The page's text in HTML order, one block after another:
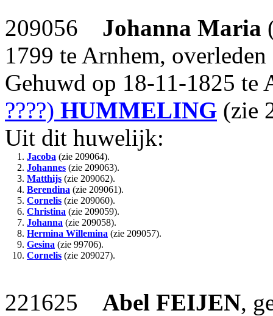
209056 Johanna Maria
1799 te Arnhem,
Gehuwd op 18-11-1825 te
????) HUMMELING (zie
Uit dit huwelijk:
1. Jacoba (zie 209064).
2. Johannes (zie 209063).
3. Matthijs (zie 209062).
4. Berendina (zie 209061).
5. Cornelis (zie 209060).
6. Christina (zie 209059).
7. Johanna (zie 209058).
8. Hermina Willemina (zie 209057).
9. Gesina (zie 99706).
10. Cornelis (zie 209027).
221625 Abel FEIJEN,